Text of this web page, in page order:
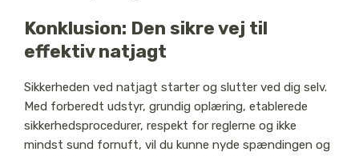
Konklusion: Den sikre vej til
effektiv natjagt
Sikkerheden ved natjagt starter og slutter ved dig selv.
Med forberedt udstyr, grundig oplæring, etablerede
sikkerhedsprocedurer, respekt for reglerne og ikke
mindst sund fornuft, vil du kunne nyde spændingen og